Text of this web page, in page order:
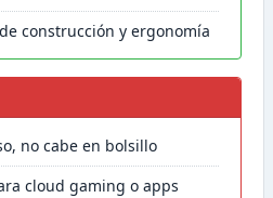
construcción y ergonomía
no cabe en bolsillo
cloud gaming o apps